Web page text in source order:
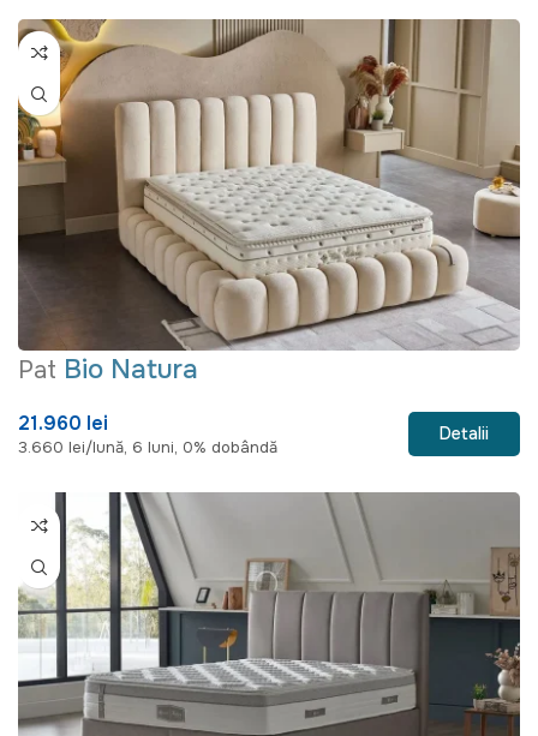
Pat Bio Natura
21.960 lei
3.660 lei/lună, 6 luni, 0% dobândă
Detalii